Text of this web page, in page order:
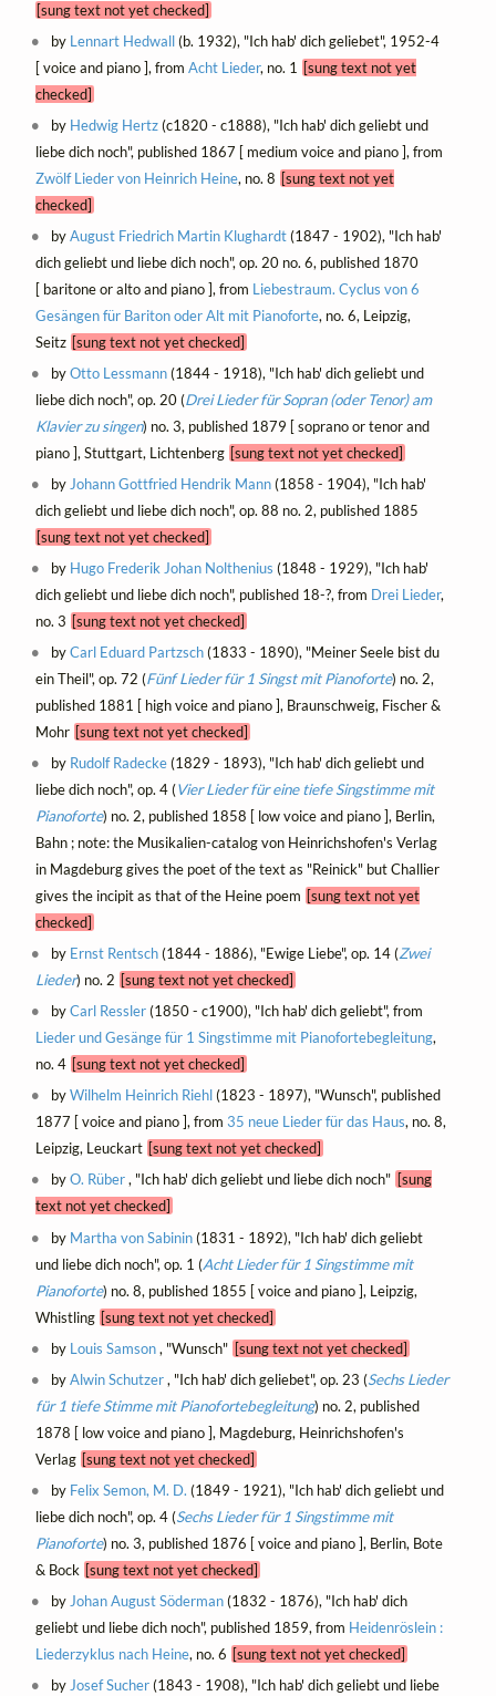
[sung text not yet checked]
by Lennart Hedwall(b. 1932), "Ich hab' dich geliebet", 1952-4
[ voice and piano ], from Acht Lieder, no. 1
[sung text not yet
checked]
by Hedwig Hertz(c1820 - c1888), "Ich hab' dich geliebt und
liebe dich noch", published 1867 [ medium voice and piano ], from
Zwölf Lieder von Heinrich Heine, no. 8 [sung text not yet
checked]
byAugust Friedrich Martin Klughardt(1847 - 1902), "Ich hab'
dich geliebt und liebe dich noch", op. 20 no. 6, published 1870
[ baritone or alto and piano ], from Liebestraum. Cyclus von 6
Gesängen für Bariton oder Alt mit Pianoforte, no. 6, Leipzig,
Seitz [sung text not yet checked]
byOtto Lessmann(1844 - 1918), "Ich hab' dich geliebt und
liebe dich noch", op. 20 (Drei Lieder für Sopran (oder Tenor) am
Klavier zu singen) no. 3, published 1879 [ soprano or tenor and
piano ], Stuttgart, Lichtenberg [sung text not yet checked]
by Johann Gottfried Hendrik Mann(1858 - 1904), "Ich hab'
dich geliebt und liebe dich noch", op. 88 no. 2, published 1885
[sung text not yet checked]
by Hugo Frederik Johan Nolthenius (1848 - 1929), "Ich hab'
dich geliebt und liebe dich noch", published 18-?, from Drei Lieder,
no. 3 [sung text not yet checked]
byCarl Eduard Partzsch(1833 - 1890), "Meiner Seele bist du
ein Theil", op. 72 (Fünf Lieder für 1 Singst mit Pianoforte) no. 2,
published 1881 [ high voice and piano ], Braunschweig, Fischer &
Mohr [sung text not yet checked]
by Rudolf Radecke(1829 - 1893), "Ich hab' dich geliebt und
liebe dich noch", op. 4 (Vier Lieder für eine tiefe Singstimme mit
Pianoforte) no. 2, published 1858 [ low voice and piano ], Berlin,
Bahn ; note: the Musikalien-catalog von Heinrichshofen's Verlag
in Magdeburg gives the poet of the text as "Reinick" but Challier
gives the incipit as that of the Heine poem [sung text not yet
checked]
by Ernst Rentsch(1844 - 1886), "Ewige Liebe", op. 14 (Zwei
Lieder) no. 2 [sung text not yet checked]
byCarl Ressler(1850 - c1900), "Ich hab' dich geliebt", from
Lieder und Gesänge für 1 Singstimme mit Pianofortebegleitung,
no. 4 [sung text not yet checked]
byWilhelm Heinrich Riehl(1823 - 1897), "Wunsch", published
1877 [ voice and piano ], from 35 neue Lieder für das Haus, no. 8,
Leipzig, Leuckart [sung text not yet checked]
byO. Rüber, "Ich hab' dich geliebt und liebe dich noch" [sung
text not yet checked]
by Martha von Sabinin(1831 - 1892), "Ich hab' dich geliebt
und liebe dich noch", op. 1 (Acht Lieder für 1 Singstimme mit
Pianoforte) no. 8, published 1855 [ voice and piano ], Leipzig,
Whistling [sung text not yet checked]
by Louis Samson, "Wunsch"[sung text not yet checked]
byAlwin Schutzer, "Ich hab' dich geliebet", op. 23 (Sechs Lieder
für 1 tiefe Stimme mit Pianofortebegleitung) no. 2, published
1878 [ low voice and piano ], Magdeburg, Heinrichshofen's
Verlag [sung text not yet checked]
by Felix Semon, M. D. (1849 - 1921), "Ich hab' dich geliebt und
liebe dich noch", op. 4 (Sechs Lieder für 1 Singstimme mit
Pianoforte) no. 3, published 1876 [ voice and piano ], Berlin, Bote
& Bock [sung text not yet checked]
by Johan August Söderman(1832 - 1876), "Ich hab' dich
geliebt und liebe dich noch", published 1859, from Heidenröslein :
Liederzyklus nach Heine, no. 6 [sung text not yet checked]
by Josef Sucher(1843 - 1908), "Ich hab' dich geliebt und liebe